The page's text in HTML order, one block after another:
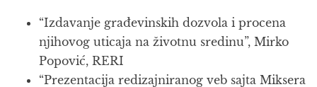
“Izdavanje građevinskih dozvola i procena
njihovog uticaja na životnu sredinu”, Mirko
Popović, RERI
“Prezentacija redizajniranog veb sajta Miksera